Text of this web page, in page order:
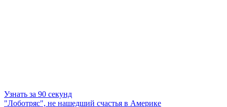
Узнать за 90 секунд
"Лоботряс", не нашедший счастья в Америке